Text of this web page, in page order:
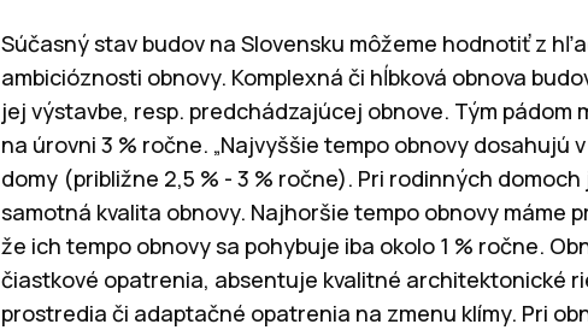
Súčasný stav budov na Slovensku môžeme hodnotiť z
ambicióznosti obnovy. Komplexná či hĺbková obnova
jej výstavbe, resp. predchádzajúcej obnove. Tým
na úrovni 3 % ročne. „Najvyššie tempo obnovy dosahujú
domy (približne 2,5 % - 3 % ročne). Pri rodinných
samotná kvalita obnovy. Najhoršie tempo obnovy máme
že ich tempo obnovy sa pohybuje iba okolo 1 % ročne.
čiastkové opatrenia, absentuje kvalitné architektonické
prostredia či adaptačné opatrenia na zmenu klímy. Pri